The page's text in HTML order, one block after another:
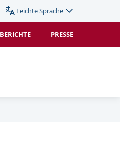
Sprache
(Duplikat).
Aktiv:
Leichte Sprache
BERICHTE PRESSE